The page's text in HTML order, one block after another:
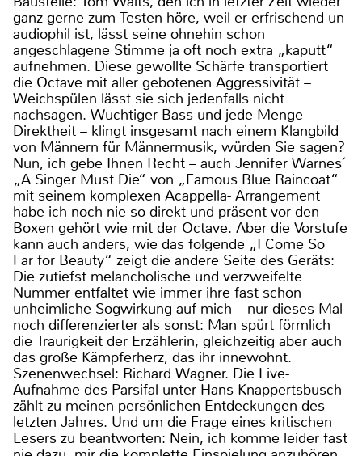
ganz gerne zum Testen höre, weil er erfrischend un-
audiophil ist, lässt seine ohnehin schon
angeschlagene Stimme ja oft noch extra „kaputt“
aufnehmen. Diese gewollte Schärfe transportiert
die Octave mit aller gebotenen Aggressivität –
Weichspülen lässt sie sich jedenfalls nicht
nachsagen. Wuchtiger Bass und jede Menge
Direktheit – klingt insgesamt nach einem Klangbild
von Männern für Männermusik, würden Sie sagen?
Nun, ich gebe Ihnen Recht – auch Jennifer Warnes´
„A Singer Must Die“ von „Famous Blue Raincoat“
mit seinem komplexen Acappella- Arrangement
habe ich noch nie so direkt und präsent vor den
Boxen gehört wie mit der Octave. Aber die Vorstufe
kann auch anders, wie das folgende „I Come So
Far for Beauty“ zeigt die andere Seite des Geräts:
Die zutiefst melancholische und verzweifelte
Nummer entfaltet wie immer ihre fast schon
unheimliche Sogwirkung auf mich – nur dieses Mal
noch differenzierter als sonst: Man spürt förmlich
die Traurigkeit der Erzählerin, gleichzeitig aber auch
das große Kämpferherz, das ihr innewohnt.
Szenenwechsel: Richard Wagner. Die Live-
Aufnahme des Parsifal unter Hans Knappertsbusch
zählt zu meinen persönlichen Entdeckungen des
letzten Jahres. Und um die Frage eines kritischen
Lesers zu beantworten: Nein, ich komme leider fast